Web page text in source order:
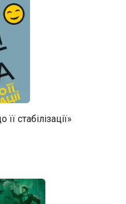
стабілізації»